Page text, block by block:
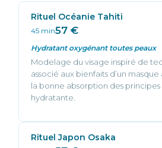
Rituel Océanie Tahiti
45 min57 €
Hydratant oxygénant toutes peaux
Modelage du visage inspiré de
associé aux bienfaits d’un masque
la bonne absorption des principes
hydratante.
Rituel Japon Osaka